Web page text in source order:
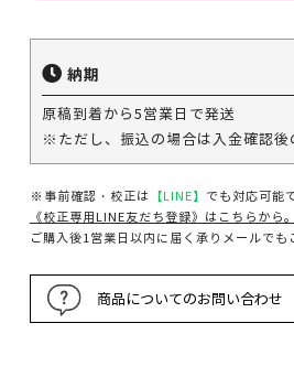
商品についてのお問い合わせ
納期
原稿到着から5営業日で発送
※ただし、振込の場合は入金確認後
※事前確認・校正は 【LINE】 でも対応可能
《校正専用LINE友だち登録》はこちらから。
ご購入後1営業日以内に届く承りメールでも